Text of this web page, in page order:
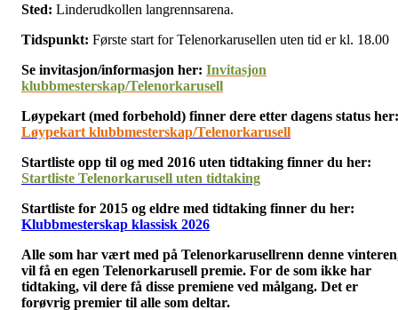
Sted: Linderudkollen langrennsarena.
Tidspunkt: Første start for Telenorkarusellen uten tid er kl. 18.00
Se invitasjon/informasjon her: Invitasjon
klubbmesterskap/Telenorkarusell
Løypekart (med forbehold) finner dere etter dagens status her:
Løypekart klubbmesterskap/Telenorkarusell
Startliste opp til og med 2016 uten tidtaking finner du her:
Startliste Telenorkarusell uten tidtaking
Startliste for 2015 og eldre med tidtaking finner du her:
Klubbmesterskap klassisk 2026
Alle som har vært med på Telenorkarusellrenn denne
vil få en egen Telenorkarusell premie. For de som ikke har
tidtaking, vil dere få disse premiene ved målgang. Det er
forøvrig premier til alle som deltar.